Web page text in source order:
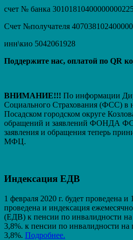
счет № банка
Счет №получателя
инн\кио 5042061928
Поддержите нас, оплатой по QR
ВНИМАНИЕ!!! По информации
Социального Страхования (ФСС) в
Посадском городском округе
обращений и заявлений ФОНДА
заявления и обращения теперь
МФЦ.
Индексация ЕДВ
1 февраля 2020 г. будет проведена и
проведена и индексация
(ЕДВ) к пенсии по инвалидности на
3,8%. к пенсии по инвалидности на
3,8%. Подробнее.